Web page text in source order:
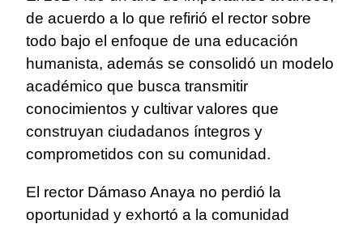
de acuerdo a lo que refirió el rector sobre
todo bajo el enfoque de una educación
humanista, además se consolidó un modelo
académico que busca transmitir
conocimientos y cultivar valores que
construyan ciudadanos íntegros y
comprometidos con su comunidad.
El rector Dámaso Anaya no perdió la
oportunidad y exhortó a la comunidad